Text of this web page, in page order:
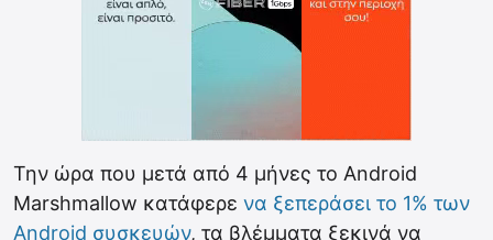
Την ώρα που μετά από 4 μήνες το Android
Marshmallow κατάφερε να ξεπεράσει το 1% των
Android συσκευών, τα βλέμματα ξεκινά να